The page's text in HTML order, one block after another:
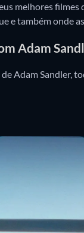
melhores
e também onde
Adam
Adam Sandler,